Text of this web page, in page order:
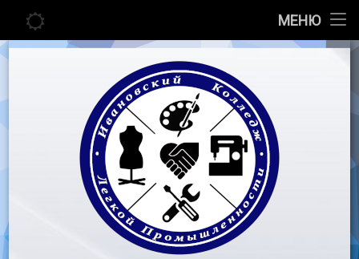
МЕНЮ
Главная
Педагогу
Воспитательная работа
Перейти